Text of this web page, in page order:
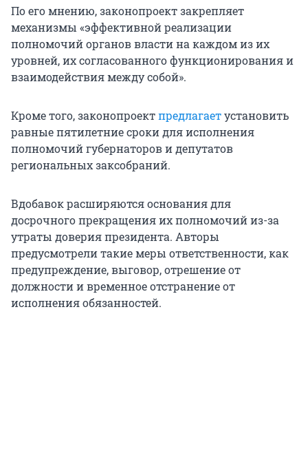
По его мнению, законопроект закрепляет
механизмы «эффективной реализации
полномочий органов власти на каждом из их
уровней, их согласованного функционирования и
взаимодействия между собой».
Кроме того, законопроектпредлагаетустановить
равные пятилетние сроки для исполнения
полномочий губернаторов и депутатов
региональных заксобраний.
Вдобавок расширяются основания для
досрочного прекращения их полномочий из-за
утраты доверия президента. Авторы
предусмотрели такие меры ответственности, как
предупреждение, выговор, отрешение от
должности и временное отстранение от
исполнения обязанностей.